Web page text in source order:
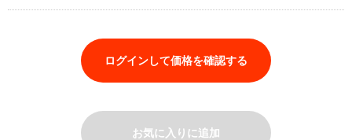
ログインして価格を確認する
お気に入りに追加